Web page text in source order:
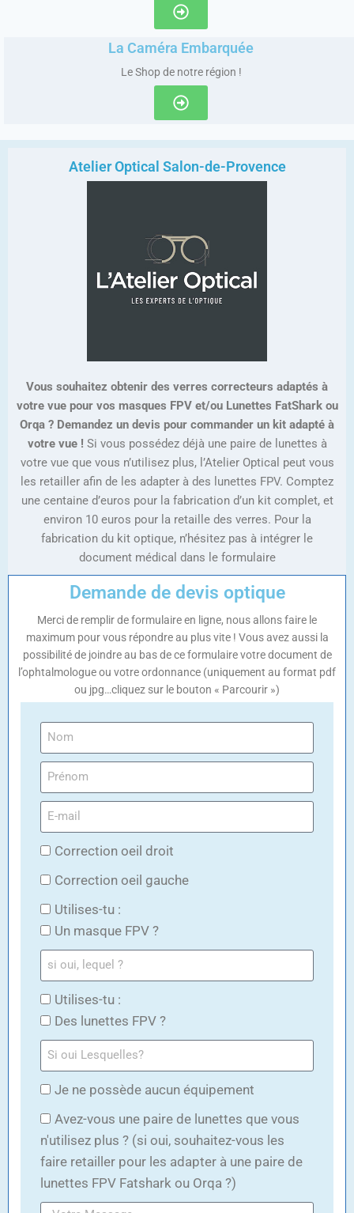
La Caméra Embarquée
Le Shop de notre région !
Atelier Optical Salon-de-Provence
Vous souhaitez obtenir des verres correcteurs adaptés à
votre vue pour vos masques FPV et/ou Lunettes FatShark ou
Orqa ? Demandez un devis pour commander un kit adapté à
votre vue !Si vous possédez déjà une paire de lunettes à
votre vue que vous n’utilisez plus, l’Atelier Optical peut vous
les retailler afin de les adapter à des lunettes FPV. Comptez
une centaine d’euros pour la fabrication d’un kit complet, et
environ 10 euros pour la retaille des verres. Pour la
fabrication du kit optique, n’hésitez pas à intégrer le
document médical dans le formulaire
Demande de devis optique
Merci de remplir de formulaire en ligne, nous allons faire le
maximum pour vous répondre au plus vite ! Vous avez aussi la
possibilité de joindre au bas de ce formulaire votre document de
l’ophtalmologue ou votre ordonnance (uniquement au format pdf
ou jpg…cliquez sur le bouton « Parcourir »)
Correction oeil droit
Correction oeil gauche
Utilises-tu :
Un masque FPV ?
Utilises-tu :
Des lunettes FPV ?
Je ne possède aucun équipement
Avez-vous une paire de lunettes que vous
n'utilisez plus ? (si oui, souhaitez-vous les
faire retailler pour les adapter à une paire de
lunettes FPV Fatshark ou Orqa ?)